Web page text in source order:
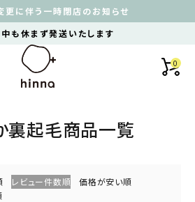
更に伴う一時閉店のお知らせ
も休まず発送いたします
0
裏起毛商品一覧
レビュー件数順
価格が安い順